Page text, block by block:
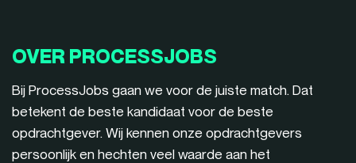
OVER PROCESSJOBS
Bij ProcessJobs gaan we voor de juiste match. Dat
betekent de beste kandidaat voor de beste
opdrachtgever. Wij kennen onze opdrachtgevers
persoonlijk en hechten veel waarde aan het